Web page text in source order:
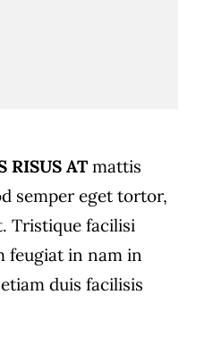
RISUS ATmattis
semper eget tortor,
Tristique facilisi
feugiat in nam in
duis facilisis